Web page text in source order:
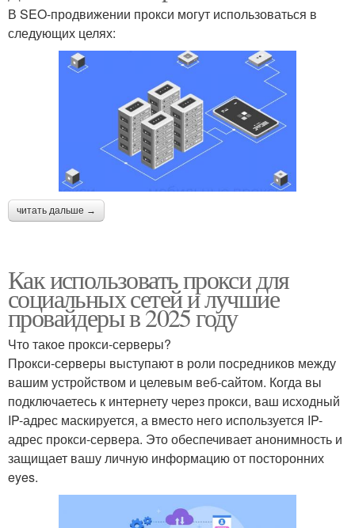
В SEO-продвижении прокси могут использоваться в
следующих целях:
читать дальше →
Как использовать прокси для
социальных сетей и лучшие
провайдеры в 2025 году
Что такое прокси-серверы?
Прокси-серверы выступают в роли посредников между
вашим устройством и целевым веб-сайтом. Когда вы
подключаетесь к интернету через прокси, ваш исходный
IP-адрес маскируется, а вместо него используется IP-
адрес прокси-сервера. Это обеспечивает анонимность и
защищает вашу личную информацию от посторонних
eyes.